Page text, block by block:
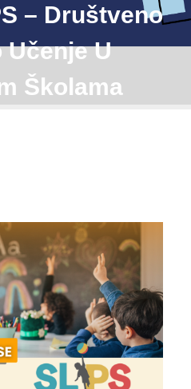
– Društveno
U
Školama